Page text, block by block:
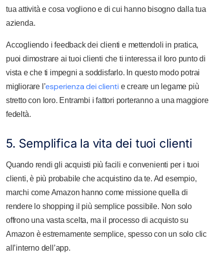
tua attività e cosa vogliono e di cui hanno bisogno dalla tua
azienda.
Accogliendo i feedback dei clienti e mettendoli in pratica,
puoi dimostrare ai tuoi clienti che ti interessa il loro punto di
vista e che ti impegni a soddisfarlo. In questo modo potrai
migliorare l’esperienza dei clienti e creare un legame più
stretto con loro. Entrambi i fattori porteranno a una maggiore
fedeltà.
5. Semplifica la vita dei tuoi clienti
Quando rendi gli acquisti più facili e convenienti per i tuoi
clienti, è più probabile che acquistino da te. Ad esempio,
marchi come Amazon hanno come missione quella di
rendere lo shopping il più semplice possibile. Non solo
offrono una vasta scelta, ma il processo di acquisto su
Amazon è estremamente semplice, spesso con un solo clic
all’interno dell’app.